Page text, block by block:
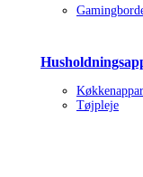
Tøjpleje